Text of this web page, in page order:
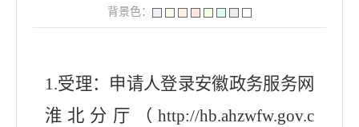
背景色：
1.受理：申请人登录安徽政务服务网
淮北分厅（ http://hb.ahzwfw.gov.c